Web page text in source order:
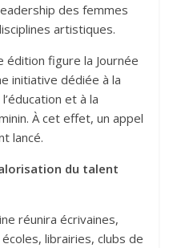
des femmes
artistiques.
figure la Journée
initiative dédiée à la
et à la
À cet effet, un appel
lancé.
du talent
réunira écrivaines,
librairies, clubs de